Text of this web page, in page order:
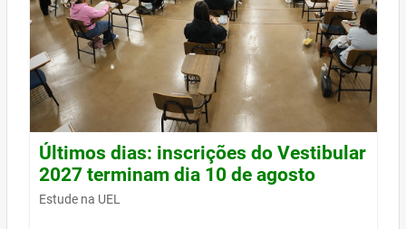
Últimos dias: inscrições do Vestibular
2027 terminam dia 10 de agosto
Estude na UEL